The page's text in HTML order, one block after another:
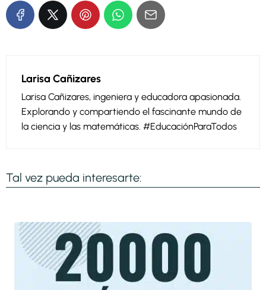
Larisa Cañizares
Larisa Cañizares, ingeniera y educadora apasionada.
Explorando y compartiendo el fascinante mundo de
la ciencia y las matemáticas. #EducaciónParaTodos
Tal vez pueda interesarte: